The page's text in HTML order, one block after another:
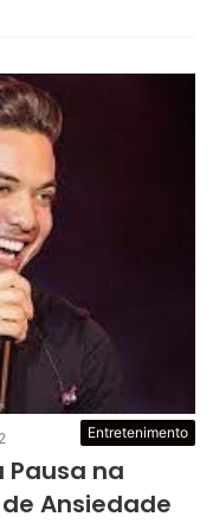
Entretenimento
Pausa na
Ansiedade